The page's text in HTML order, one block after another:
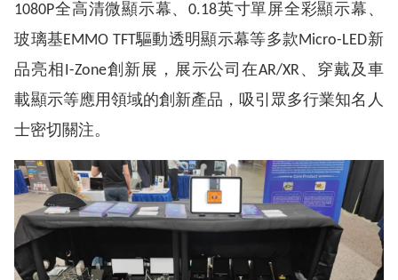
1080P全高清微顯示幕、0.18英寸單屏全彩顯示幕、
玻璃基EMMO TFT驅動透明顯示幕等多款Micro-LED新
品亮相I-Zone創新展，展示公司在AR/XR、穿戴及車
載顯示等應用領域的創新產品，吸引眾多行業知名人
士密切關注。